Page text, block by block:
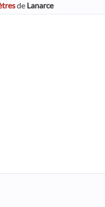
de Lanarce